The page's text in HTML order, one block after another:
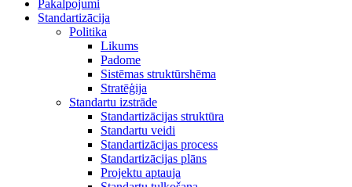
Pakalpojumi
Standartizācija
Politika
Likums
Padome
Sistēmas struktūrshēma
Stratēģija
Standartu izstrāde
Standartizācijas struktūra
Standartu veidi
Standartizācijas process
Standartizācijas plāns
Projektu aptauja